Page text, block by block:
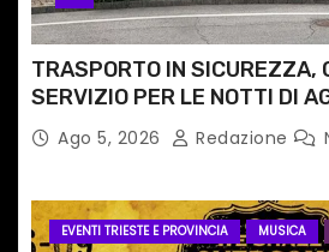
TRASPORTO IN SICUREZZA,
SERVIZIO PER LE NOTTI DI
PERCORSI, FERMATE E
Ago 5, 2026 Redazione
EVENTI TRIESTE E PROVINCIA MUSICA